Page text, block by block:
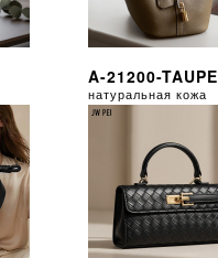
A-21200-TAUPE
натуральная кожа